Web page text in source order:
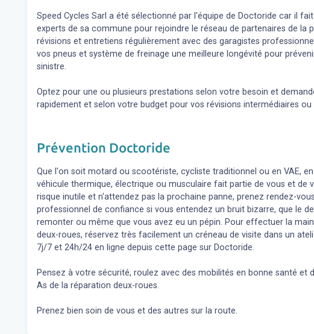
Speed Cycles Sarl a été sélectionné par l'équipe de Doctoride car il
experts de sa commune pour rejoindre le réseau de partenaires de la
révisions et entretiens régulièrement avec des garagistes
vos pneus et système de freinage une meilleure longévité pour
sinistre.
Optez pour une ou plusieurs prestations selon votre besoin et
rapidement et selon votre budget pour vos révisions intermédiaires
Prévention Doctoride
Que l'on soit motard ou scootériste, cycliste traditionnel ou en VAE,
véhicule thermique, électrique ou musculaire fait partie de vous et de
risque inutile et n'attendez pas la prochaine panne, prenez rendez-
professionnel de confiance si vous entendez un bruit bizarre, que le
remonter ou même que vous avez eu un pépin. Pour effectuer la
deux-roues, réservez très facilement un créneau de visite dans un
7j/7 et 24h/24 en ligne depuis cette page sur Doctoride.
Pensez à votre sécurité, roulez avec des mobilités en bonne santé et
As de la réparation deux-roues.
Prenez bien soin de vous et des autres sur la route.